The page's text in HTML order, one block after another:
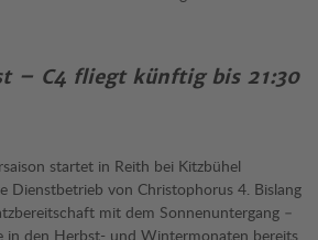
– C4 fliegt künftig bis 21:30
startet in Reith bei Kitzbühel
Dienstbetrieb von Christophorus 4. Bislang
mit dem Sonnenuntergang –
in den Herbst- und Wintermonaten bereits